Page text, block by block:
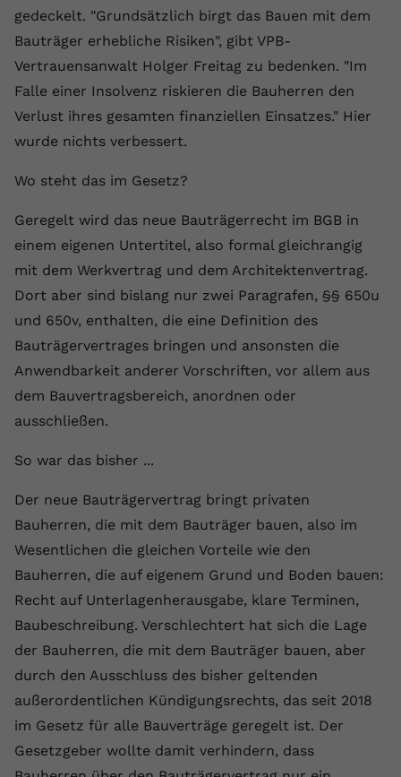
gedeckelt. "Grundsätzlich birgt das Bauen mit dem
Bauträger erhebliche Risiken", gibt VPB-
Vertrauensanwalt Holger Freitag zu bedenken. "Im
Falle einer Insolvenz riskieren die Bauherren den
Verlust ihres gesamten finanziellen Einsatzes." Hier
wurde nichts verbessert.
Wo steht das im Gesetz?
Geregelt wird das neue Bauträgerrecht im BGB in
einem eigenen Untertitel, also formal gleichrangig
mit dem Werkvertrag und dem Architektenvertrag.
Dort aber sind bislang nur zwei Paragrafen, §§ 650u
und 650v, enthalten, die eine Definition des
Bauträgervertrages bringen und ansonsten die
Anwendbarkeit anderer Vorschriften, vor allem aus
dem Bauvertragsbereich, anordnen oder
ausschließen.
So war das bisher ...
Der neue Bauträgervertrag bringt privaten
Bauherren, die mit dem Bauträger bauen, also im
Wesentlichen die gleichen Vorteile wie den
Bauherren, die auf eigenem Grund und Boden bauen:
Recht auf Unterlagenherausgabe, klare Terminen,
Baubeschreibung. Verschlechtert hat sich die Lage
der Bauherren, die mit dem Bauträger bauen, aber
durch den Ausschluss des bisher geltenden
außerordentlichen Kündigungsrechts, das seit 2018
im Gesetz für alle Bauverträge geregelt ist. Der
Gesetzgeber wollte damit verhindern, dass
Videos von YouTube der Nutzer
gesehen hat.
Anbieter Youtube.com
Laufzeit Session
Zweck
YouTube setzt diesen Cookie, um die
Videopräferenzen des Nutzers zu
speichern, der eingebettete YouTube-
Videos verwendet.